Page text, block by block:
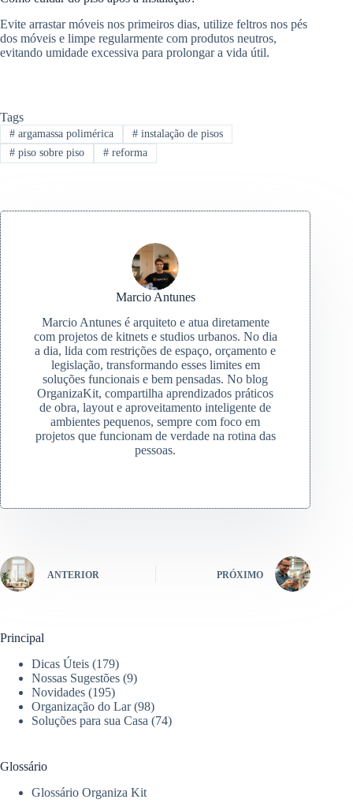
Evite arrastar móveis nos primeiros dias, utilize feltros nos pés
dos móveis e limpe regularmente com produtos neutros,
evitando umidade excessiva para prolongar a vida útil.
Tags
#argamassa polimérica #instalação de pisos
#piso sobre piso #reforma
Marcio Antunes
Marcio Antunes é arquiteto e atua diretamente
com projetos de kitnets e studios urbanos. No dia
a dia, lida com restrições de espaço, orçamento e
legislação, transformando esses limites em
soluções funcionais e bem pensadas. No blog
OrganizaKit, compartilha aprendizados práticos
de obra, layout e aproveitamento inteligente de
ambientes pequenos, sempre com foco em
projetos que funcionam de verdade na rotina das
pessoas.
ANTERIOR PRÓXIMO
Principal
Dicas Úteis (179)
Nossas Sugestões (9)
Novidades (195)
Organização do Lar(98)
Soluções para sua Casa (74)
Glossário
Glossário Organiza Kit